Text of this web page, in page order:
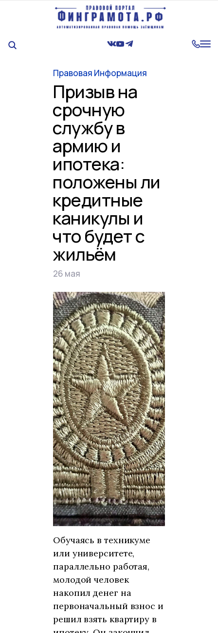
Правовая Информация
Призыв на
срочную
службу в
армию и
ипотека:
положены ли
кредитные
каникулы и
что будет с
жильём
26 мая
Обучаясь в техникуме
или университете,
параллельно работая,
молодой человек
накопил денег на
первоначальный взнос и
решил взять квартиру в